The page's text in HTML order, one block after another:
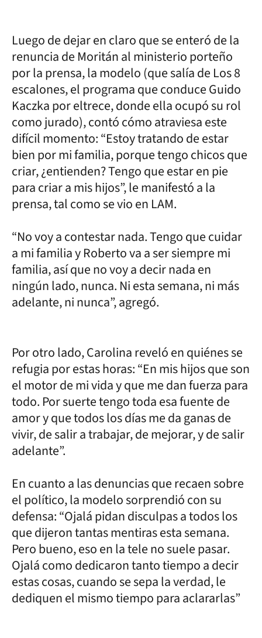
Luego de dejar en claro que se enteró de la
renuncia de Moritán al ministerio porteño
por la prensa, la modelo (que salía de Los 8
escalones, el programa que conduce Guido
Kaczka por eltrece, donde ella ocupó su rol
como jurado), contó cómo atraviesa este
difícil momento: “Estoy tratando de estar
bien por mi familia, porque tengo chicos que
criar, ¿entienden? Tengo que estar en pie
para criar a mis hijos”, le manifestó a la
prensa, tal como se vio en LAM.
“No voy a contestar nada. Tengo que cuidar
a mi familia y Roberto va a ser siempre mi
familia, así que no voy a decir nada en
ningún lado, nunca. Ni esta semana, ni más
adelante, ni nunca”, agregó.
Por otro lado, Carolina reveló en quiénes se
refugia por estas horas: “En mis hijos que son
el motor de mi vida y que me dan fuerza para
todo. Por suerte tengo toda esa fuente de
amor y que todos los días me da ganas de
vivir, de salir a trabajar, de mejorar, y de salir
adelante”.
En cuanto a las denuncias que recaen sobre
el político, la modelo sorprendió con su
defensa: “Ojalá pidan disculpas a todos los
que dijeron tantas mentiras esta semana.
Pero bueno, eso en la tele no suele pasar.
Ojalá como dedicaron tanto tiempo a decir
estas cosas, cuando se sepa la verdad, le
dediquen el mismo tiempo para aclararlas”